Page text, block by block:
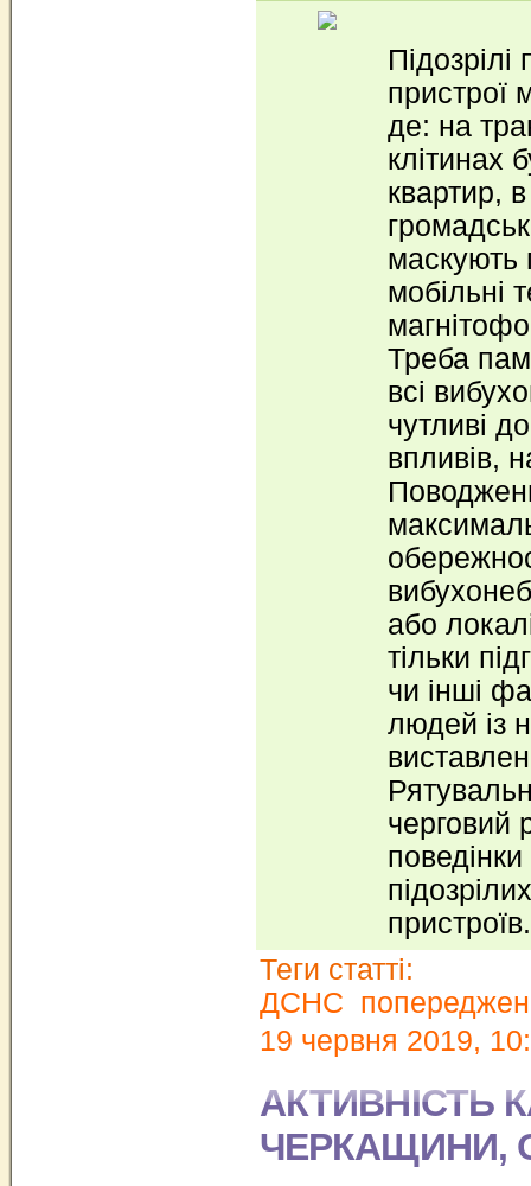
пристрої
де: на
клітинах
квартир,
маскують
мобільні
Треба
всі
чутливі
впливів,
або
тільки
чи інші
людей із
черговий
Теги статті:
ДСНС
19 червня 2019,
АКТИВНІСТЬ
ЧЕРКАЩИНИ,